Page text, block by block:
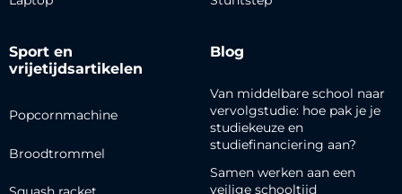
Sport en
vrijetijdsartikelen
Popcornmachine
Broodtrommel
Blog
Van middelbare school naar
vervolgstudie: hoe pak je je
studiekeuze en
studiefinanciering aan?
Samen werken aan een
veilige schooltijd